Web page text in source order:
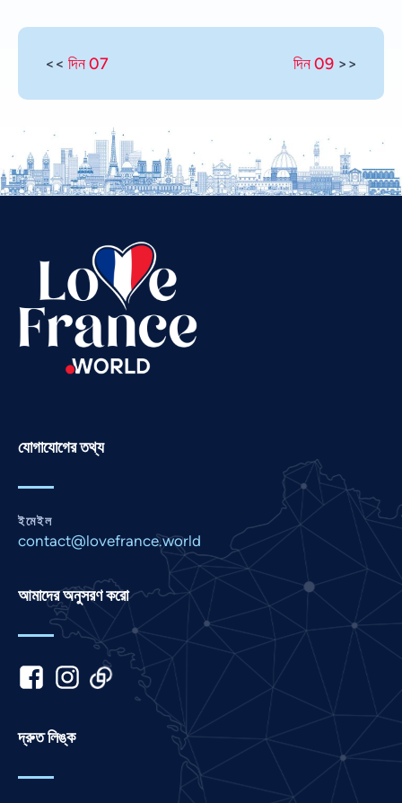
<< দিন 07 দিন 09 >>
যোগাযোগের তথ্য
ইমেইল
contact@lovefrance.world
আমাদের অনুসরণ করো
দ্রুত লিঙ্ক
Japanese
Kannada
Khmer
Malay
Marathi
Nepali
Tamil
Telugu
Thai